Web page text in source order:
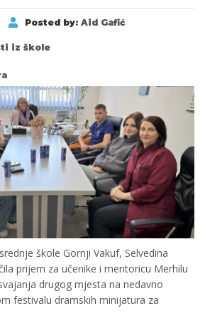
Posted by: Aid Gafić
iz škole
škole Gornji Vakuf, Selvedina
prijem za učenike i mentoricu Merhilu
drugog mjesta na nedavno
festivalu dramskih minijatura za